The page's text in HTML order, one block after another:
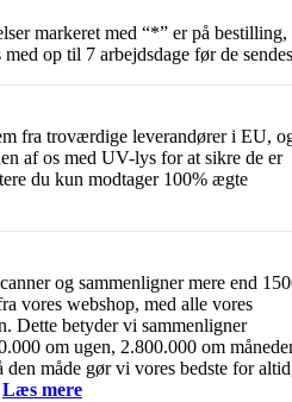
markeret med “*” er på bestilling,
op til 7 arbejdsdage før de
fra troværdige leverandører i EU,
af os med UV-lys for at sikre de er
du kun modtager 100% ægte
og sammenligner mere end
vores webshop, med alle vores
Dette betyder vi sammenligner
om ugen, 2.800.000 om
måde gør vi vores bedste for
Læs mere